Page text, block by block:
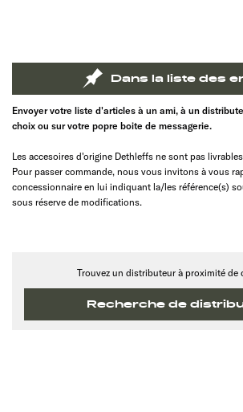
Dans la liste des
Envoyer votre liste d'articles à un ami, à un
choix ou sur votre popre boite de messagerie.
Les accesoires d'origine Dethleffs ne sont pas
Pour passer commande, nous vous invitons à vous
concessionnaire en lui indiquant la/les référence(s)
sous réserve de modifications.
Trouvez un distributeur à proximité de
Recherche de